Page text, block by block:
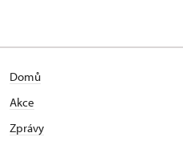
Domů
Akce
Zprávy